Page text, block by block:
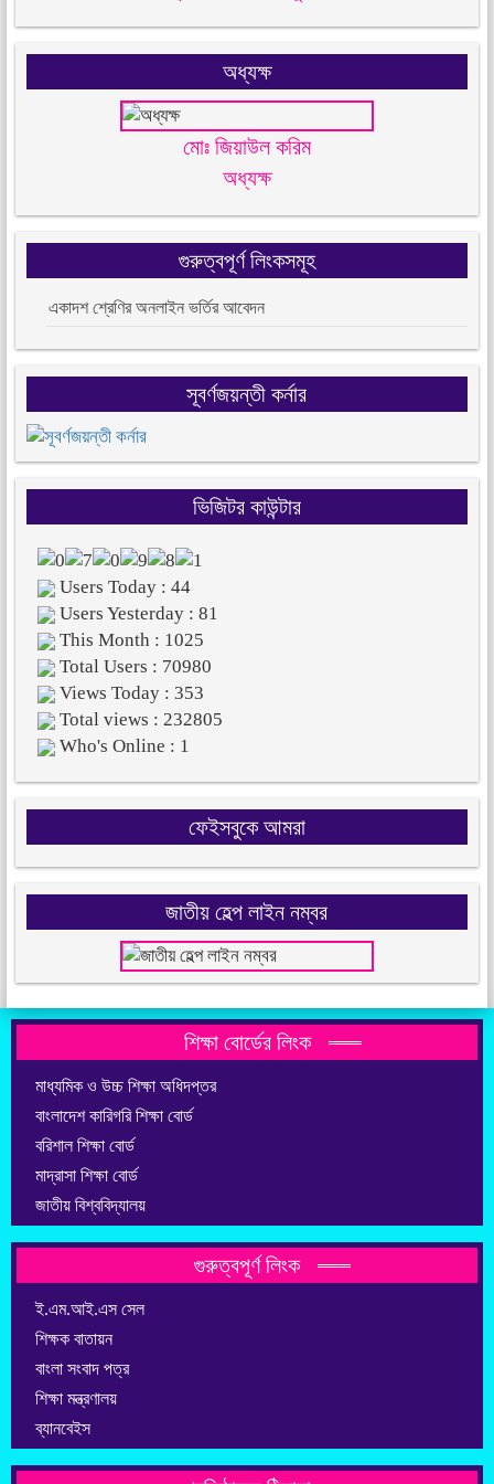
অধ্যক্ষ
মোঃ জিয়াউল করিম
অধ্যক্ষ
গুরুত্বপূর্ণ লিংকসমূহ
একাদশ শ্রেণির অনলাইন ভর্তির আবেদন
সূবর্ণজয়ন্তী কর্নার
ভিজিটর কাউন্টার
Users Today : 44
Users Yesterday : 81
This Month : 1025
Total Users : 70980
Views Today : 353
Total views : 232805
Who's Online : 1
ফেইসবুকে আমরা
জাতীয় হেল্প লাইন নম্বর
শিক্ষা বোর্ডের লিংক
মাধ্যমিক ও উচ্চ শিক্ষা অধিদপ্তর
বাংলাদেশ কারিগরি শিক্ষা বোর্ড
বরিশাল শিক্ষা বোর্ড
মাদ্রাসা শিক্ষা বোর্ড
জাতীয় বিশ্ববিদ্যালয়
গুরুত্বপূর্ণ লিংক
ই.এম.আই.এস সেল
শিক্ষক বাতায়ন
বাংলা সংবাদ পত্র
শিক্ষা মন্ত্রণালয়
ব্যানবেইস